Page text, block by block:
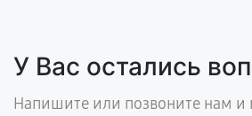
У Вас остались
Напишите или позвоните нам и